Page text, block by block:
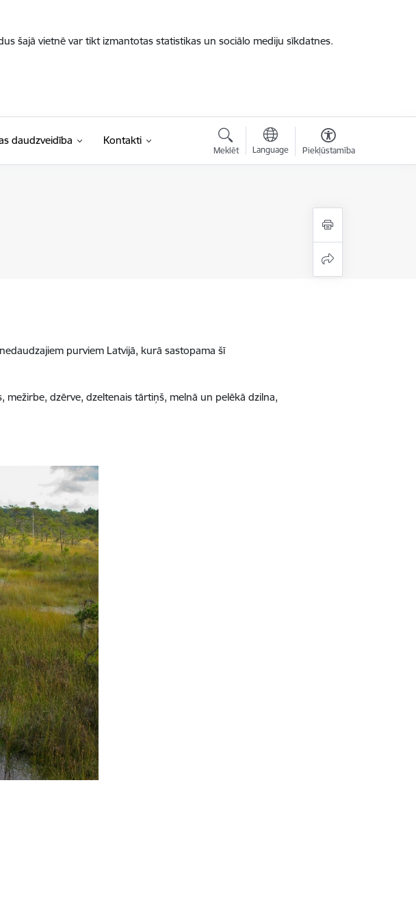
šajā vietnē var tikt izmantotas statistikas un sociālo mediju sīkdatnes.
daudzveidība Kontakti
Meklēt Language Piekļūstamība
purviem Latvijā, kurā sastopama šī
mežirbe, dzērve, dzeltenais tārtiņš, melnā un pelēkā dzilna,